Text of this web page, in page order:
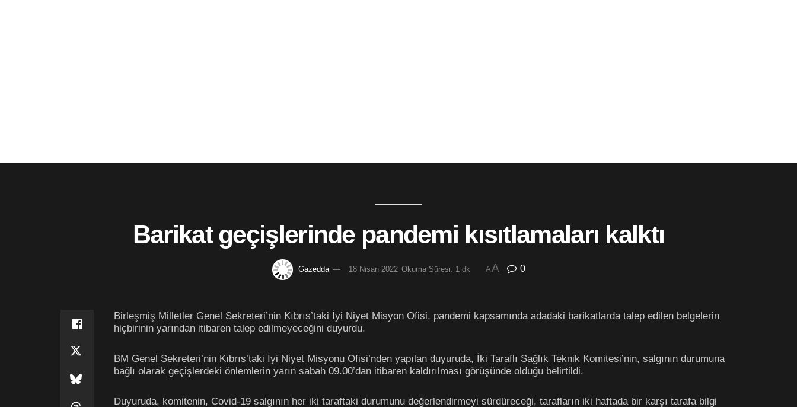
Barikat geçişlerinde pandemi kısıtlamaları kalktı
Gazedda 18 Nisan 2022 Okuma Süresi: 1 dk AA 0
Birleşmiş Milletler Genel Sekreteri’nin Kıbrıs’taki İyi Niyet Misyon Ofisi, pandemi kapsamında adadaki barikatlarda talep edilen belgelerin
hiçbirinin yarından itibaren talep edilmeyeceğini duyurdu.
BM Genel Sekreteri’nin Kıbrıs’taki İyi Niyet Misyonu Ofisi’nden yapılan duyuruda, İki Taraflı Sağlık Teknik Komitesi’nin, salgının durumuna
bağlı olarak geçişlerdeki önlemlerin yarın sabah 09.00’dan itibaren kaldırılması görüşünde olduğu belirtildi.
Duyuruda, komitenin, Covid-19 salgının her iki taraftaki durumunu değerlendirmeyi sürdüreceği, tarafların iki haftada bir karşı tarafa bilgi